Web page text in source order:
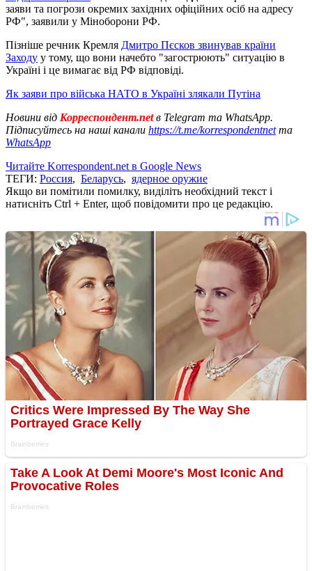
заяви та погрози окремих західних офіційних осіб на адресу
РФ", заявили у Міноборони РФ.
Пізніше речник Кремля Дмитро Пєсков звинував країни
Заходу у тому, що вони начебто "загострюють" ситуацію в
Україні і це вимагає від РФ відповіді.
Як заяви про війська НАТО в Україні злякали Путіна
Новини від Корреспондент.netв Telegram та WhatsApp.
Підписуйтесь на наші канали https://t.me/korrespondentnetта
WhatsApp
Читайте Korrespondent.net в Google News
ТЕГИ: Россия, Беларусь, ядерное оружие
Якщо ви помітили помилку, виділіть необхідний текст і
натисніть Ctrl + Enter, щоб повідомити про це редакцію.